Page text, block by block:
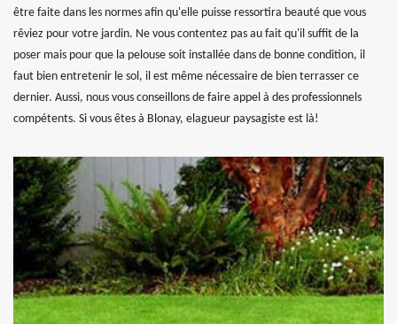
être faite dans les normes afin qu'elle puisse ressortira beauté que vous
rêviez pour votre jardin. Ne vous contentez pas au fait qu'il suffit de la
poser mais pour que la pelouse soit installée dans de bonne condition, il
faut bien entretenir le sol, il est même nécessaire de bien terrasser ce
dernier. Aussi, nous vous conseillons de faire appel à des professionnels
compétents. Si vous êtes à Blonay, elagueur paysagiste est là!